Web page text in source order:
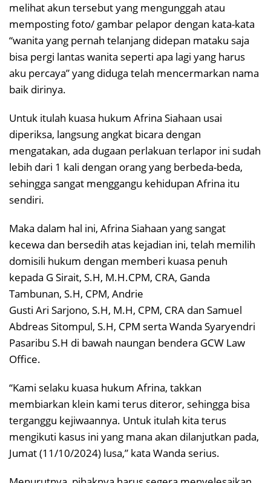
melihat akun tersebut yang mengunggah atau
memposting foto/ gambar pelapor dengan kata-kata
“wanita yang pernah telanjang didepan mataku saja
bisa pergi lantas wanita seperti apa lagi yang harus
aku percaya” yang diduga telah mencermarkan nama
baik dirinya.
Untuk itulah kuasa hukum Afrina Siahaan usai
diperiksa, langsung angkat bicara dengan
mengatakan, ada dugaan perlakuan terlapor ini sudah
lebih dari 1 kali dengan orang yang berbeda-beda,
sehingga sangat menggangu kehidupan Afrina itu
sendiri.
Maka dalam hal ini, Afrina Siahaan yang sangat
kecewa dan bersedih atas kejadian ini, telah memilih
domisili hukum dengan memberi kuasa penuh
kepada G Sirait, S.H, M.H.CPM, CRA, Ganda
Tambunan, S.H, CPM, Andrie
Gusti Ari Sarjono, S.H, M.H, CPM, CRA dan Samuel
Abdreas Sitompul, S.H, CPM serta Wanda Syaryendri
Pasaribu S.H di bawah naungan bendera GCW Law
Office.
“Kami selaku kuasa hukum Afrina, takkan
membiarkan klein kami terus diteror, sehingga bisa
terganggu kejiwaannya. Untuk itulah kita terus
mengikuti kasus ini yang mana akan dilanjutkan pada,
Jumat (11/10/2024) lusa,” kata Wanda serius.